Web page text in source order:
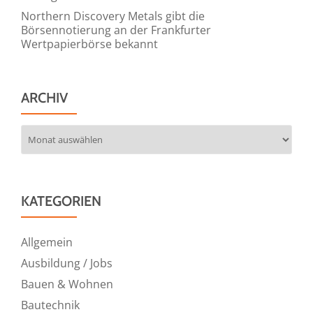
Northern Discovery Metals gibt die
Börsennotierung an der Frankfurter
Wertpapierbörse bekannt
ARCHIV
KATEGORIEN
Allgemein
Ausbildung / Jobs
Bauen & Wohnen
Bautechnik